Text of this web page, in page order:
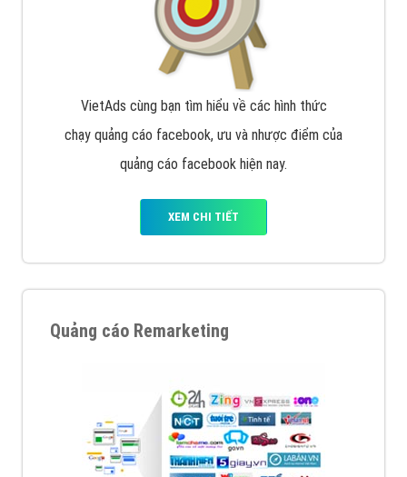
VietAds cùng bạn tìm hiểu về các hình thức
chạy quảng cáo facebook, ưu và nhược điểm của
quảng cáo facebook hiện nay.
XEM CHI TIẾT
Quảng cáo Remarketing